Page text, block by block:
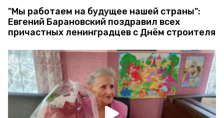
"Мы работаем на будущее нашей страны":
Евгений Барановский поздравил всех
причастных ленинградцев с Днём строителя